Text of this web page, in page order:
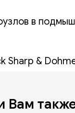
в
Sharp &
Вам